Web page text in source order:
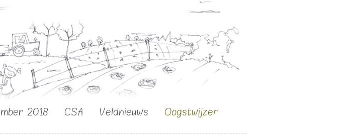
2018 CSA Veldnieuws
Oogstwijzer